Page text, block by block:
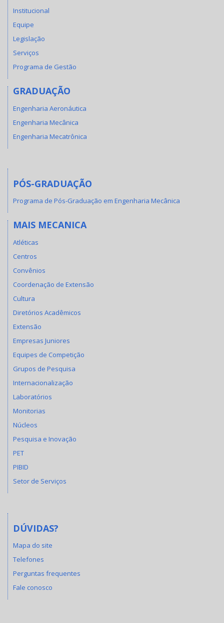
Institucional
Equipe
Legislação
Serviços
Programa de Gestão
GRADUAÇÃO
Engenharia Aeronáutica
Engenharia Mecânica
Engenharia Mecatrônica
PÓS-GRADUAÇÃO
Programa de Pós-Graduação em Engenharia Mecânica
MAIS MECANICA
Atléticas
Centros
Convênios
Coordenação de Extensão
Cultura
Diretórios Acadêmicos
Extensão
Empresas Juniores
Equipes de Competição
Grupos de Pesquisa
Internacionalização
Laboratórios
Monitorias
Núcleos
Pesquisa e Inovação
PET
PIBID
Setor de Serviços
DÚVIDAS?
Mapa do site
Telefones
Perguntas frequentes
Fale conosco